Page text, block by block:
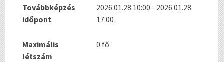
Továbbképzés
időpont
2026.01.28 10:00 - 2026.01.28
17:00
Maximális
létszám
0 fő